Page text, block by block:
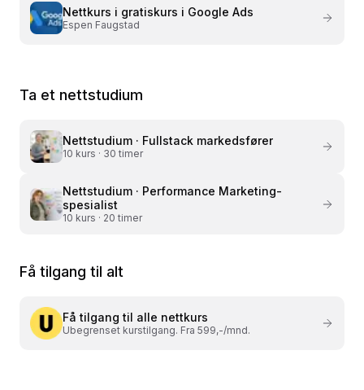
Nettkurs i gratiskurs i Google Ads
Espen Faugstad
Ta et nettstudium
Nettstudium · Fullstack markedsfører
10 kurs · 30 timer
Nettstudium · Performance Marketing-
spesialist
10 kurs · 20 timer
Få tilgang til alt
Få tilgang til alle nettkurs
Ubegrenset kurstilgang. Fra 599,-/mnd.